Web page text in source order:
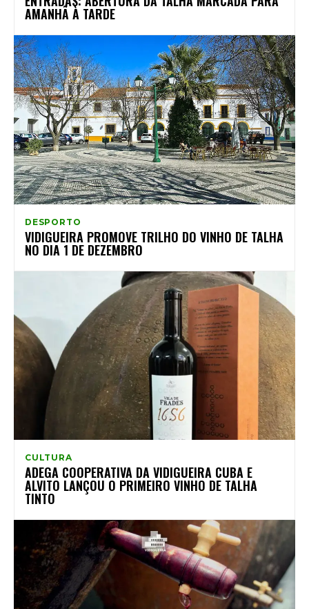
AMANHÃ À TARDE
DESPORTO
VIDIGUEIRA PROMOVE TRILHO DO VINHO DE TALHA
NO DIA 1 DE DEZEMBRO
CULTURA
ADEGA COOPERATIVA DA VIDIGUEIRA CUBA E
ALVITO LANÇOU O PRIMEIRO VINHO DE TALHA
TINTO